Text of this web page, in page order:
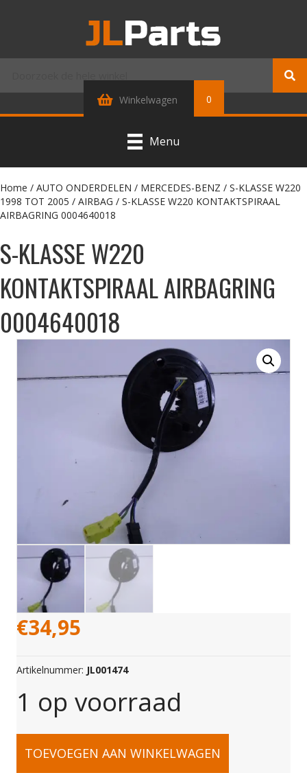
Winkelwagen 0
Menu
Home / AUTO ONDERDELEN / MERCEDES-BENZ / S-KLASSE W220
1998 TOT 2005 / AIRBAG / S-KLASSE W220 KONTAKTSPIRAAL
AIRBAGRING 0004640018
S-KLASSE W220
KONTAKTSPIRAAL AIRBAGRING
0004640018
€34,95
Artikelnummer: JL001474
1 op voorraad
S-
TOEVOEGEN AAN WINKELWAGEN